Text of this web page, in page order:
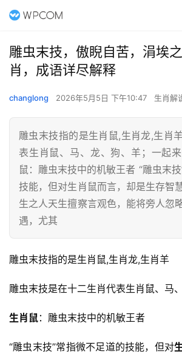
雕虫末技，傲睨自苦，涓埃
肖，成语详尽解释
changlong 2026年5月5日 下午10:47 生肖解
雕虫末技指的是生肖鼠,生肖龙,生肖
表生肖鼠、马、龙、狗、羊；一起
鼠：雕虫末技中的机敏王者 “雕虫末
技能，但对生肖鼠而言，却是生存智
生之人天生擅察言观色，能将旁人忽
遇，尤其
雕虫末技指的是生肖鼠,生肖龙,生肖羊
雕虫末技是在十二生肖代表生肖鼠、马
生肖鼠：雕虫末技中的机敏王者
“雕虫末技”常指微不足道的技能，但对